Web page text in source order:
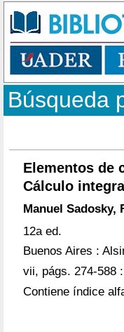
Búsqueda
Elementos de
Cálculo
Manuel Sadosky,
12a ed.
Buenos Aires :
vii, págs. 274-588
Contiene índice